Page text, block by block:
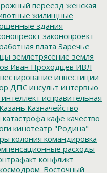
переезд женская
жилищные
здания
законопроект
плата Заречье
землетрясение земля
Иван Проходцев ИВЛ
инвестиции
ДПС инсульт интервью
исправительная
Казань Казначейство
катастрофа кафе качество
кинотеатр "Родина"
колония командировка
расходы
конфликт